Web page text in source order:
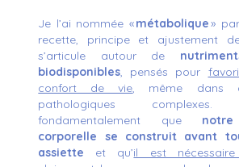
Je l’ai nommée «métabolique»
recette, principe et ajustement
s’articule autour de
biodisponibles, pensés pour
confort de vie, même dans
pathologiques
fondamentalement que
corporelle se construit avant
assiette et qu’il est